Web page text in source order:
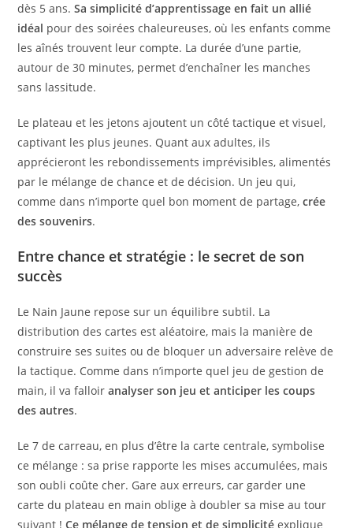
dès 5 ans.Sa simplicité d’apprentissage en fait un allié
idéal pour des soirées chaleureuses, où les enfants comme
les aînés trouvent leur compte. La durée d’une partie,
autour de 30 minutes, permet d’enchaîner les manches
sans lassitude.
Le plateau et les jetons ajoutent un côté tactique et visuel,
captivant les plus jeunes. Quant aux adultes, ils
apprécieront les rebondissements imprévisibles, alimentés
par le mélange de chance et de décision. Un jeu qui,
comme dans n’importe quel bon moment de partage,crée
des souvenirs.
Entre chance et stratégie : le secret de son
succès
Le Nain Jaune repose sur un équilibre subtil. La
distribution des cartes est aléatoire, mais la manière de
construire ses suites ou de bloquer un adversaire relève de
la tactique. Comme dans n’importe quel jeu de gestion de
main, il va falloiranalyser son jeu et anticiper les coups
des autres.
Le 7 de carreau, en plus d’être la carte centrale, symbolise
ce mélange : sa prise rapporte les mises accumulées, mais
son oubli coûte cher. Gare aux erreurs, car garder une
carte du plateau en main oblige à doubler sa mise au tour
suivant !Ce mélange de tension et de simplicité explique